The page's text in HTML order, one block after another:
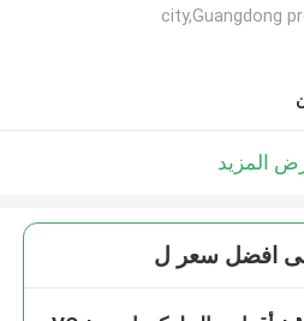
city,Guangdong
المزيد
افضل سعر ل